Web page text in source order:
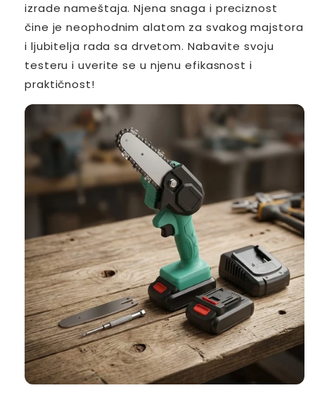
izrade nameštaja. Njena snaga i preciznost
čine je neophodnim alatom za svakog majstora
i ljubitelja rada sa drvetom. Nabavite svoju
testeru i uverite se u njenu efikasnost i
praktičnost!